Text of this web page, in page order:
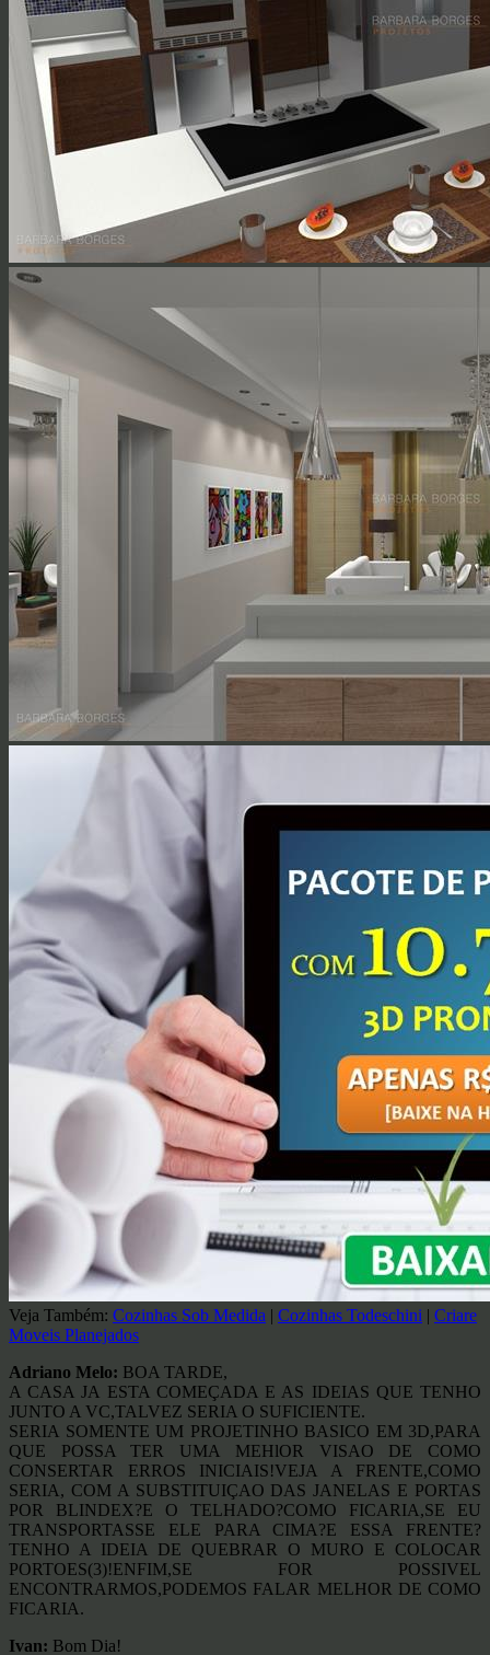
Veja Também: Cozinhas Sob Medida | Cozinhas Todeschini | Criare
Moveis Planejados
Adriano Melo: BOA TARDE,
A CASA JA ESTA COMEÇADA E AS IDEIAS QUE TENHO
JUNTO A VC,TALVEZ SERIA O SUFICIENTE.
SERIA SOMENTE UM PROJETINHO BASICO EM 3D,PARA
QUE POSSA TER UMA MEHlOR VISAO DE COMO
CONSERTAR ERROS INICIAIS!VEJA A FRENTE,COMO
SERIA, COM A SUBSTITUIÇAO DAS JANELAS E PORTAS
POR BLINDEX?E O TELHADO?COMO FICARIA,SE EU
TRANSPORTASSE ELE PARA CIMA?E ESSA FRENTE?
TENHO A IDEIA DE QUEBRAR O MURO E COLOCAR
PORTOES(3)!ENFIM,SE FOR POSSIVEL
ENCONTRARMOS,PODEMOS FALAR MELHOR DE COMO
FICARIA.
Ivan: Bom Dia!